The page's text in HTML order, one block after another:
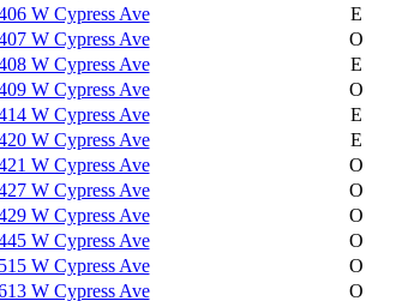
W Cypress Ave
E
W Cypress Ave
O
W Cypress Ave
E
W Cypress Ave
O
W Cypress Ave
E
W Cypress Ave
E
W Cypress Ave
O
W Cypress Ave
O
W Cypress Ave
O
W Cypress Ave
O
W Cypress Ave
O
W Cypress Ave
O